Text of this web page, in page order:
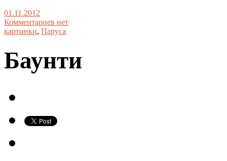
01.11.2012
Комментариев нет
картинки, Паруса
Баунти